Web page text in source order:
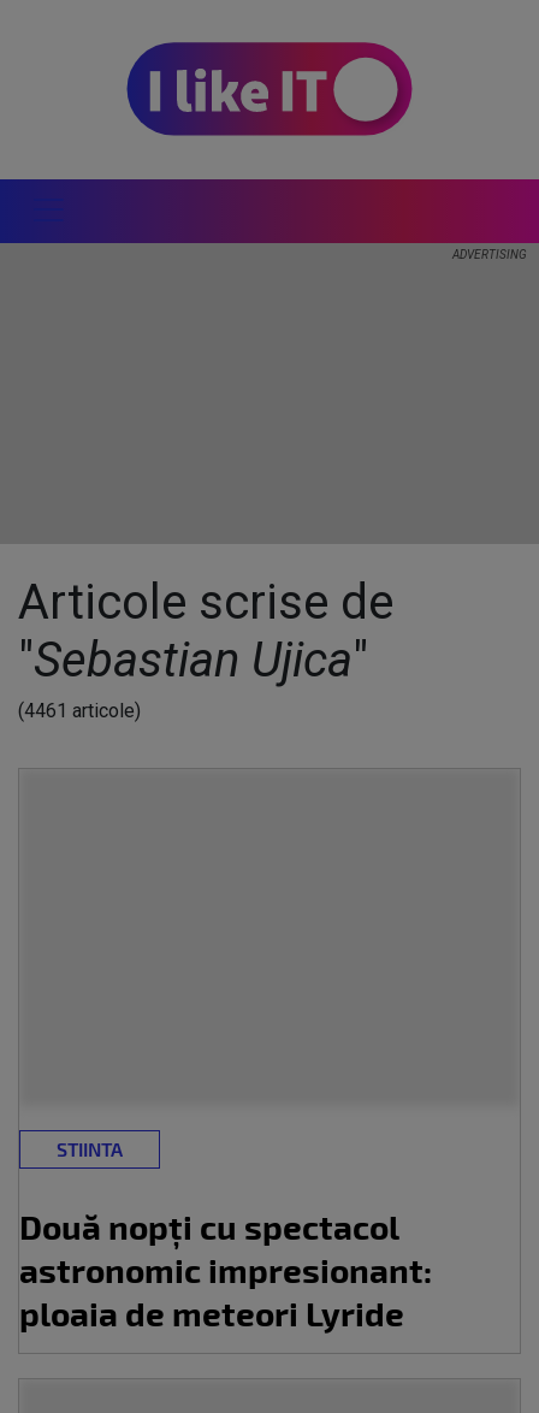
Articole scrise de
"Sebastian Ujica"
(4461 articole)
STIINTA
Două nopți cu spectacol
astronomic impresionant:
ploaia de meteori Lyride